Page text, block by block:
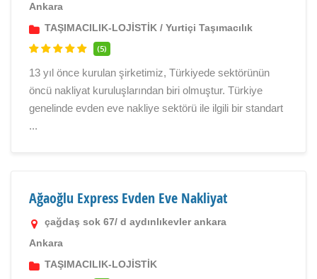
Ankara
TAŞIMACILIK-LOJİSTİK / Yurtiçi Taşımacılık
(5)
13 yıl önce kurulan şirketimiz, Türkiyede sektörünün
öncü nakliyat kuruluşlarından biri olmuştur. Türkiye
genelinde evden eve nakliye sektörü ile ilgili bir standart
...
Ağaoğlu Express Evden Eve Nakliyat
çağdaş sok 67/ d aydınlıkevler ankara
Ankara
TAŞIMACILIK-LOJİSTİK